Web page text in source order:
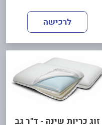
לרכישה
זוג כריות שינה - ד"ר גב